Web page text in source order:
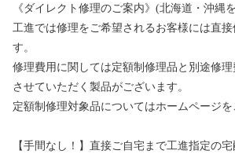
《ダイレクト修理のご案内》(北海道・沖縄
工進では修理をご希望されるお客様には直接
す。
修理費用に関しては定額制修理品と別途修
させていただく製品がございます。
定額制修理対象品についてはホームページを
【手間なし！】直接ご自宅まで工進指定の